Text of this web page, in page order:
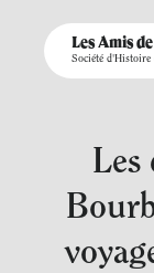
Les Amis
Société d'Histoire
Les